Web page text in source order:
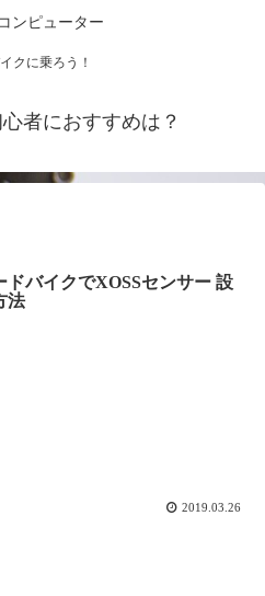
クに乗ろう！
者におすすめは？
ンピューター
ドバイクでXOSSセンサー 設
法
2019.03.26